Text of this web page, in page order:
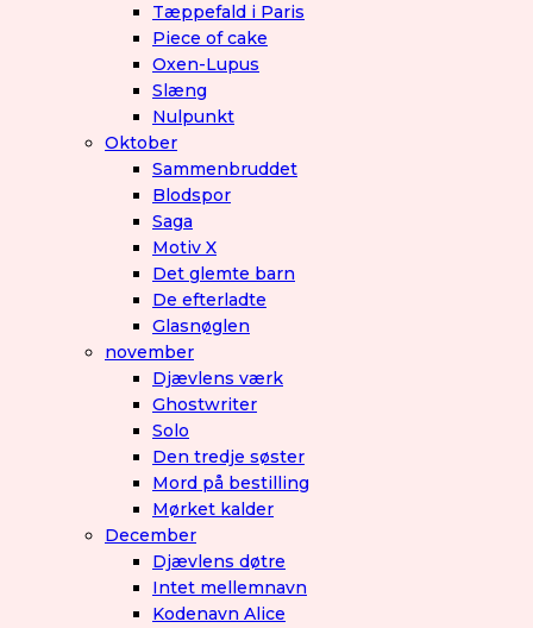
Tæppefald i Paris
Piece of cake
Oxen-Lupus
Slæng
Nulpunkt
Oktober
Sammenbruddet
Blodspor
Saga
Motiv X
Det glemte barn
De efterladte
Glasnøglen
november
Djævlens værk
Ghostwriter
Solo
Den tredje søster
Mord på bestilling
Mørket kalder
December
Djævlens døtre
Intet mellemnavn
Kodenavn Alice